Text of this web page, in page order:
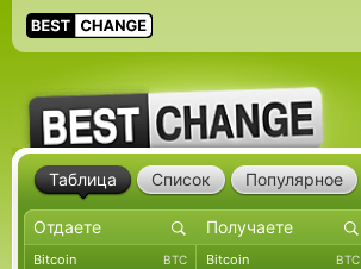
Таблица Список Популярное
Bitcoin BTC Bitcoin BTC